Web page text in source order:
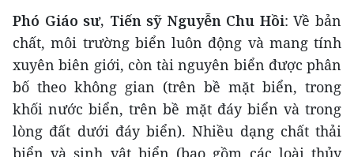
Phó Giáo sư, Tiến sỹ Nguyễn Chu Hồi: Về bản
chất, môi trường biển luôn động và mang tính
xuyên biên giới, còn tài nguyên biển được phân
bố theo không gian (trên bề mặt biển, trong
khối nước biển, trên bề mặt đáy biển và trong
lòng đất dưới đáy biển). Nhiều dạng chất thải